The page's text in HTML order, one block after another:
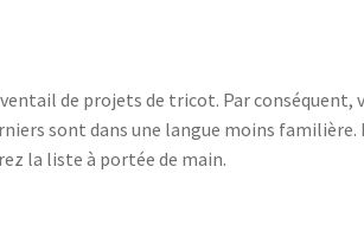
de projets de tricot. Par conséquent,
sont dans une langue moins familière.
la liste à portée de main.